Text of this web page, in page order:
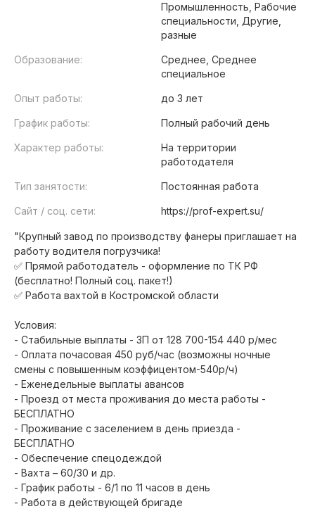
Промышленность, Рабочие
специальности, Другие,
разные
Образование:
Среднее, Среднее
специальное
Опыт работы: до 3 лет
График работы: Полный рабочий день
Характер работы:
На территории
работодателя
Тип занятости: Постоянная работа
Сайт / соц. сети: https://prof-expert.su/
"Крупный завод по производству фанеры приглашает на
работу водителя погрузчика!
✅ Прямой работодатель - оформление по ТК РФ
(бесплатно! Полный соц. пакет!)
✅ Работа вахтой в Костромской области
Условия:
- Стабильные выплаты - ЗП от 128 700-154 440 р/мес
- Оплата почасовая 450 руб/час (возможны ночные
смены с повышенным коэффицентом-540р/ч)
- Еженедельные выплаты авансов
- Проезд от места проживания до места работы -
БЕСПЛАТНО
- Проживание с заселением в день приезда -
БЕСПЛАТНО
- Обеспечение спецодеждой
- Вахта – 60/30 и др.
- График работы - 6/1 по 11 часов в день
- Работа в действующей бригаде